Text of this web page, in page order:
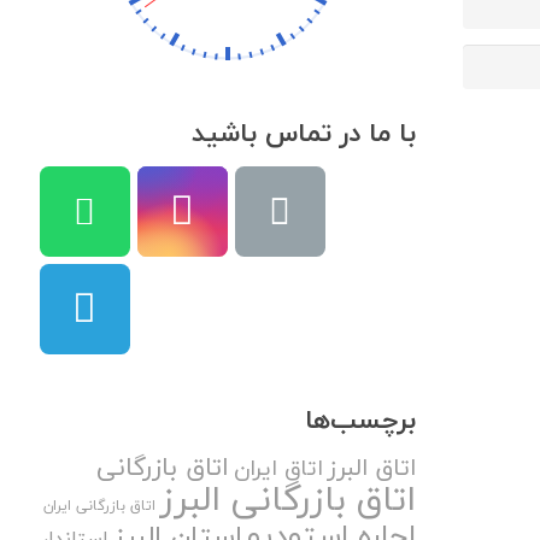
با ما در تماس باشید
برچسب‌ها
اتاق البرزاتاق ایران اتاق بازرگانی
اتاق بازرگانی البرز اتاق بازرگانی ایران